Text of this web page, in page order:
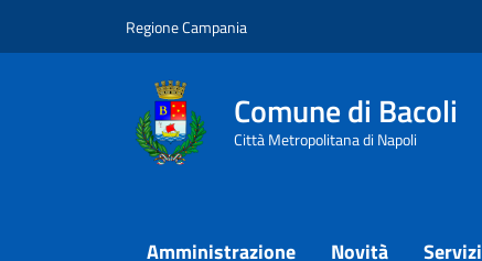
Regione Campania
Comune di Bacoli
Città Metropolitana di Napoli
Amministrazione Novità Servizi